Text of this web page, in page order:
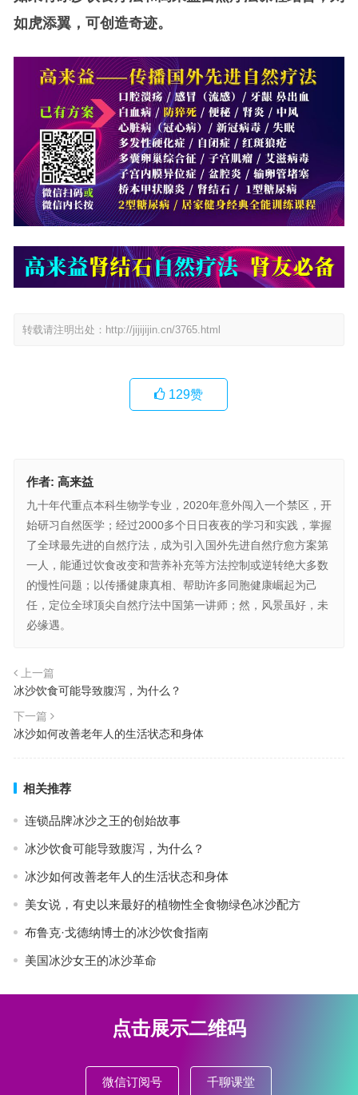
如虎添翼，可创造奇迹。
转载请注明出处： http://jijijijin.cn/3765.html
129赞
作者: 高来益
九十年代重点本科生物学专业，2020年意外闯入一个禁区，开
始研习自然医学；经过2000多个日日夜夜的学习和实践，掌握
了全球最先进的自然疗法，成为引入国外先进自然疗愈方案第
一人，能通过饮食改变和营养补充等方法控制或逆转绝大多数
的慢性问题；以传播健康真相、帮助许多同胞健康崛起为己
任，定位全球顶尖自然疗法中国第一讲师；然，风景虽好，未
必缘遇。
上一篇
冰沙饮食可能导致腹泻，为什么？
下一篇
冰沙如何改善老年人的生活状态和身体
相关推荐
连锁品牌冰沙之王的创始故事
冰沙饮食可能导致腹泻，为什么？
冰沙如何改善老年人的生活状态和身体
美女说，有史以来最好的植物性全食物绿色冰沙配方
布鲁克·戈德纳博士的冰沙饮食指南
美国冰沙女王的冰沙革命
点击展示二维码
微信订阅号 千聊课堂